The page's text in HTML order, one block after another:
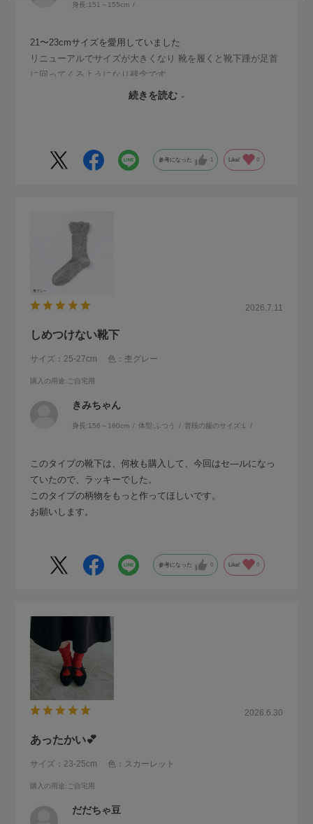
身長:151～155cm
21〜23cmサイズを愛用していました
リニューアルでサイズが大きくなり 靴を履くと靴下踵が足首
に回ってくるようになり残念です
昔のサイズの在庫があったので今後のために購入しました
続きを読む
参考になった Like! 0
2026.7.11
しめつけない靴下
サイズ：25-27cm 色：杢グレー
購入の用途:ご自宅用
きみちゃん
身長:156～160cm 体型:ふつう 普段の服のサイズ:L
このタイプの靴下は、何枚も購入して、今回はセ―ルになっ
ていたので、ラッキーでした。
このタイプの柄物をもっと作ってほしいです。
お願いします。
参考になった 0 Like! 0
2026.6.30
あったかい💕
サイズ：23-25cm 色：スカーレット
購入の用途:ご自宅用
だだちゃ豆